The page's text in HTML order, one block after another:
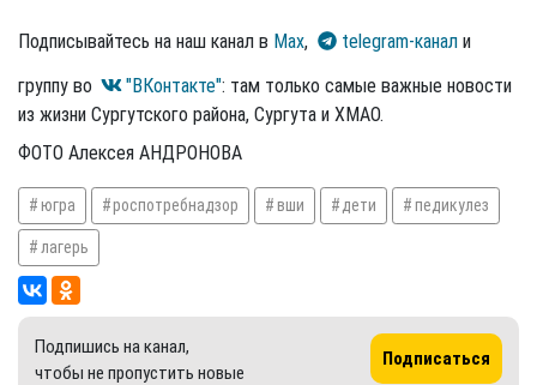
Подписывайтесь на наш канал в Max, telegram-канал и
группу во
"ВКонтакте": там только самые важные новости
из жизни Сургутского района, Сургута и ХМАО.
ФОТО Алексея АНДРОНОВА
югра роспотребнадзор вши дети педикулез
лагерь
Подпишись на канал,
чтобы не пропустить новые
Подписаться